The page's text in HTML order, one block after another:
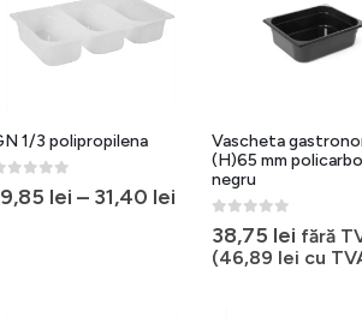
1/3 polipropilena
lei – 31,40 lei
Vascheta
(H)65 mm
negru
38,75 lei fără
(46,89 lei cu